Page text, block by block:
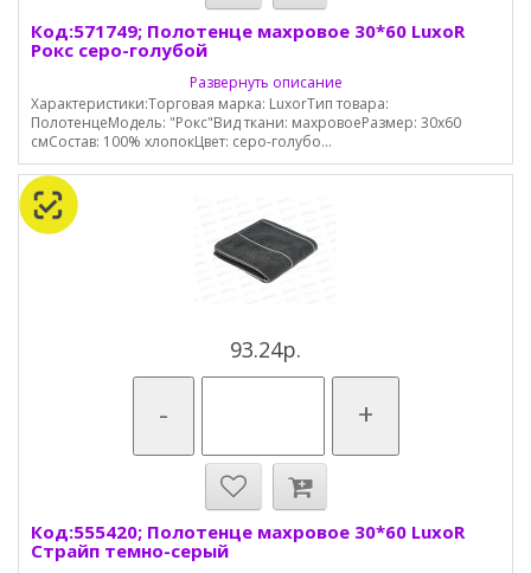
Код:571749; Полотенце махровое 30*60 LuxoR
Рокс серо-голубой
Развернуть описание
Характеристики:Торговая марка: LuxorТип товара:
ПолотенцеМодель: "Рокс"Вид ткани: махровоеРазмер: 30х60
смСостав: 100% хлопокЦвет: серо-голубо...
93.24р.
- +
Код:555420; Полотенце махровое 30*60 LuxoR
Страйп темно-серый